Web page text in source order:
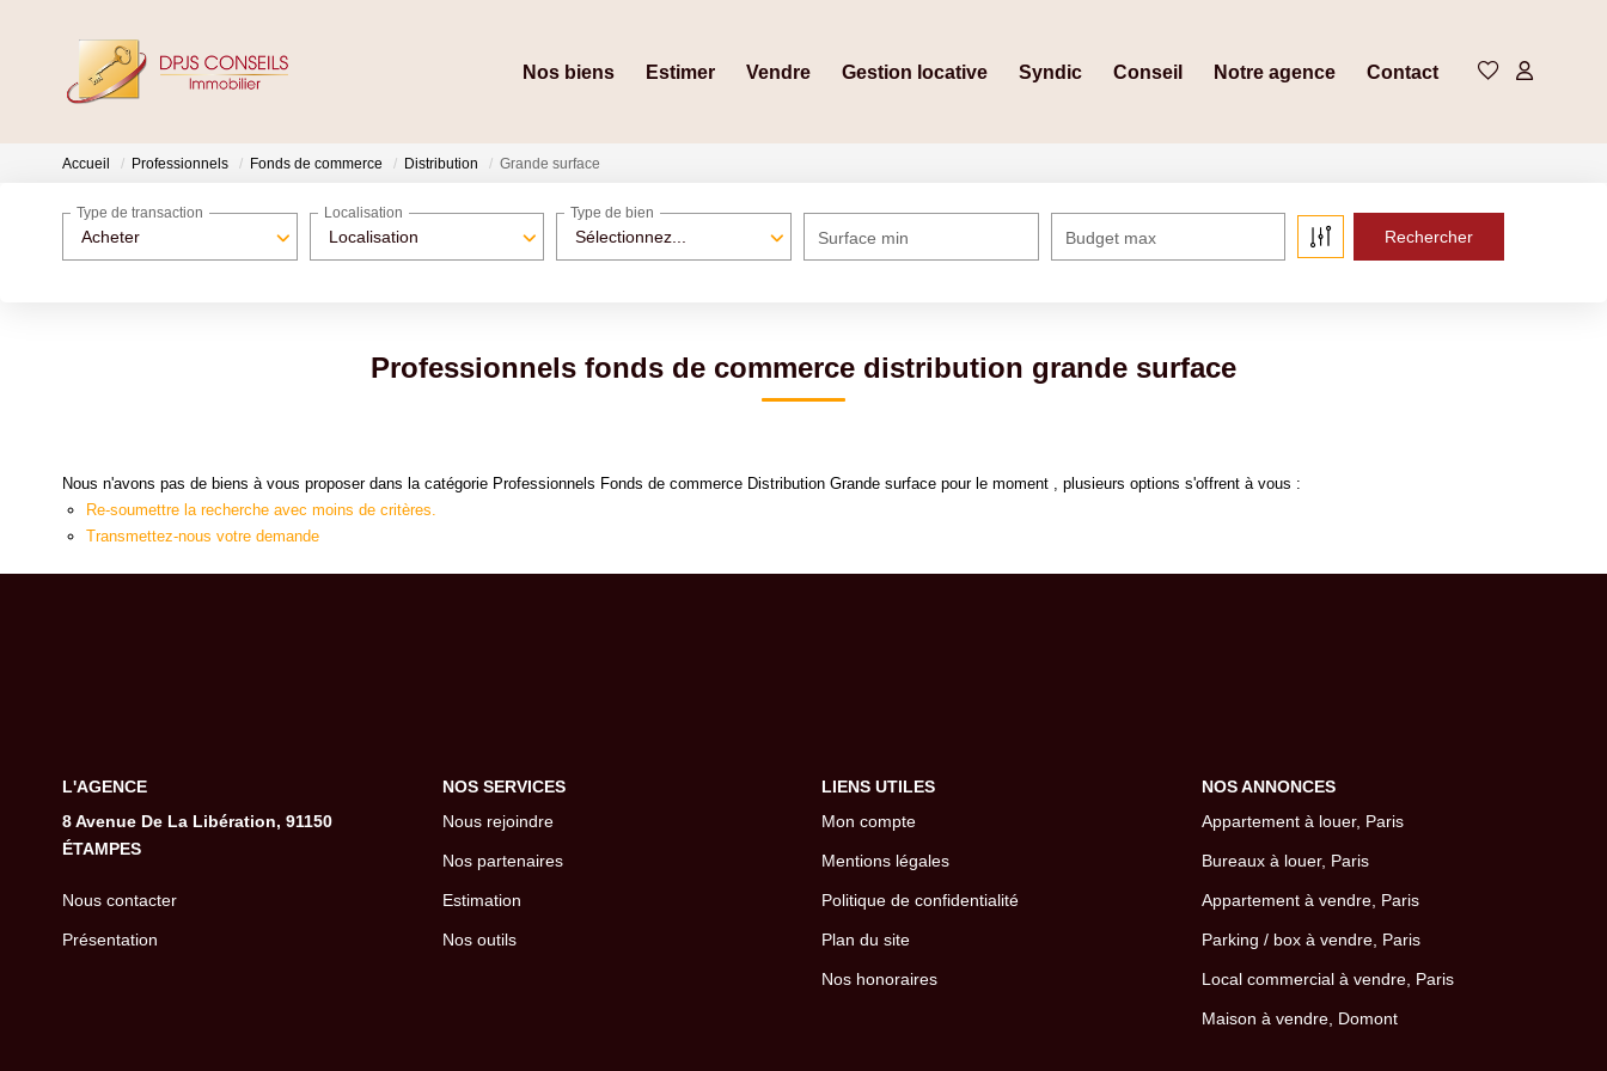
Nos biens Estimer Vendre Gestion locative Syndic Conseil Notre agence Contact
Accueil Professionnels Fonds de commerce Distribution Grande surface
Acheter
Type de transaction
Localisation
Localisation
Sélectionnez...
Type de bien
Surface min Budget max
Professionnels fonds de commerce distribution grande surface
Nous n'avons pas de biens à vous proposer dans la catégorie Professionnels Fonds de commerce Distribution Grande surface pour le moment , plusieurs options s'offrent à vous :
Re-soumettre la recherche avec moins de critères.
Transmettez-nous votre demande
L'AGENCE
8 Avenue De La Libération, 91150
ÉTAMPES
Nous contacter
Présentation
NOS SERVICES
Nous rejoindre
Nos partenaires
Estimation
Nos outils
LIENS UTILES
Mon compte
Mentions légales
Politique de confidentialité
Plan du site
Nos honoraires
NOS ANNONCES
Appartement à louer, Paris
Bureaux à louer, Paris
Appartement à vendre, Paris
Parking / box à vendre, Paris
Local commercial à vendre, Paris
Maison à vendre, Domont